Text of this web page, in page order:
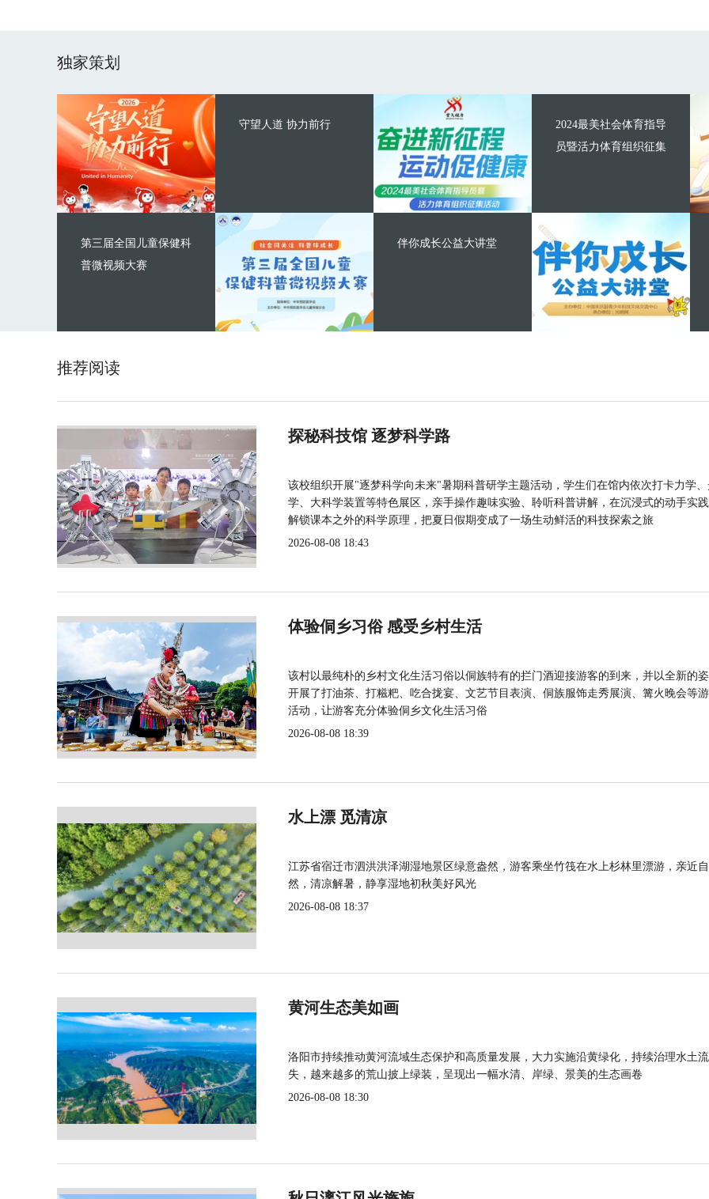
独家策划
守望人道 协力前行
第三届全国儿童保健科
普微视频大赛
2024最美社会体育指导
员暨活力体育组织征集
伴你成长公益大讲堂
推荐阅读
探秘科技馆 逐梦科学路
该校组织开展"逐梦科学向未来"暑期科普研学主题活动，学生们在馆内依次打卡力学
学、大科学装置等特色展区，亲手操作趣味实验、聆听科普讲解，在沉浸式的动手实
解锁课本之外的科学原理，把夏日假期变成了一场生动鲜活的科技探索之旅
2026-08-08 18:43
体验侗乡习俗 感受乡村生活
该村以最纯朴的乡村文化生活习俗以侗族特有的拦门酒迎接游客的到来，并以全新的
开展了打油茶、打糍粑、吃合拢宴、文艺节目表演、侗族服饰走秀展演、篝火晚会等
活动，让游客充分体验侗乡文化生活习俗
2026-08-08 18:39
水上漂 觅清凉
江苏省宿迁市泗洪洪泽湖湿地景区绿意盎然，游客乘坐竹筏在水上杉林里漂游，亲近自
然，清凉解暑，静享湿地初秋美好风光
2026-08-08 18:37
黄河生态美如画
洛阳市持续推动黄河流域生态保护和高质量发展，大力实施沿黄绿化，持续治理水土流
失，越来越多的荒山披上绿装，呈现出一幅水清、岸绿、景美的生态画卷
2026-08-08 18:30